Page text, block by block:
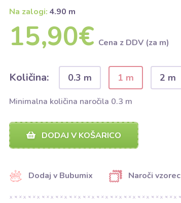
Na zalogi: 4.90 m
15,90€ Cena z DDV (za m)
Količina: 0.3 m 1 m 2 m
Minimalna količina naročila 0.3 m
DODAJ V KOŠARICO
Dodaj v Bubumix Naroči vzorec